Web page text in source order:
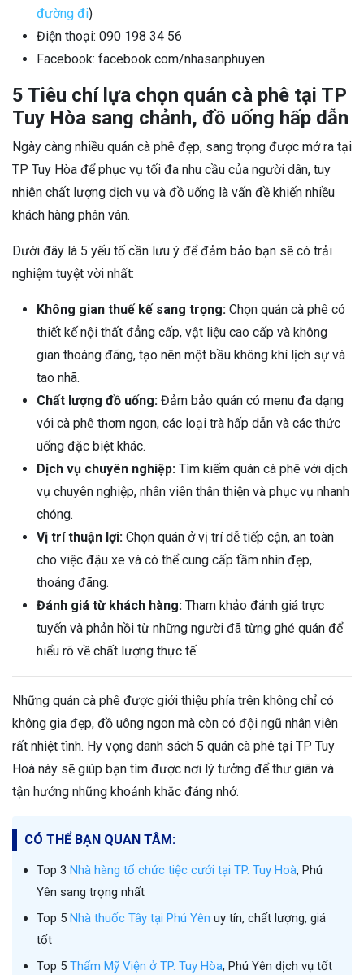
đường đi)
Điện thoại: 090 198 34 56
Facebook: facebook.com/nhasanphuyen
5 Tiêu chí lựa chọn quán cà phê tại TP
Tuy Hòa sang chảnh, đồ uống hấp dẫn
Ngày càng nhiều quán cà phê đẹp, sang trọng được mở ra tại
TP Tuy Hòa để phục vụ tối đa nhu cầu của người dân, tuy
nhiên chất lượng dịch vụ và đồ uống là vấn đề khiến nhiều
khách hàng phân vân.
Dưới đây là 5 yếu tố cần lưu ý để đảm bảo bạn sẽ có trải
nghiệm tuyệt vời nhất:
Không gian thuế kế sang trọng: Chọn quán cà phê có
thiết kế nội thất đẳng cấp, vật liệu cao cấp và không
gian thoáng đãng, tạo nên một bầu không khí lịch sự và
tao nhã.
Chất lượng đồ uống: Đảm bảo quán có menu đa dạng
với cà phê thơm ngon, các loại trà hấp dẫn và các thức
uống đặc biệt khác.
Dịch vụ chuyên nghiệp: Tìm kiếm quán cà phê với dịch
vụ chuyên nghiệp, nhân viên thân thiện và phục vụ nhanh
chóng.
Vị trí thuận lợi: Chọn quán ở vị trí dễ tiếp cận, an toàn
cho việc đậu xe và có thể cung cấp tầm nhìn đẹp,
thoáng đãng.
Đánh giá từ khách hàng: Tham khảo đánh giá trực
tuyến và phản hồi từ những người đã từng ghé quán để
hiểu rõ về chất lượng thực tế.
Những quán cà phê được giới thiệu phía trên không chỉ có
không gia đẹp, đồ uông ngon mà còn có đội ngũ nhân viên
rất nhiệt tình. Hy vọng danh sách 5 quán cà phê tại TP Tuy
Hoà này sẽ giúp bạn tìm được nơi lý tưởng để thư giãn và
tận hưởng những khoảnh khắc đáng nhớ.
CÓ THỂ BẠN QUAN TÂM:
Top 3 Nhà hàng tổ chức tiệc cưới tại TP. Tuy Hoà, Phú
Yên sang trọng nhất
Top 5 Nhà thuốc Tây tại Phú Yên uy tín, chất lượng, giá
tốt
Top 5 Thẩm Mỹ Viện ở TP. Tuy Hòa, Phú Yên dịch vụ tốt